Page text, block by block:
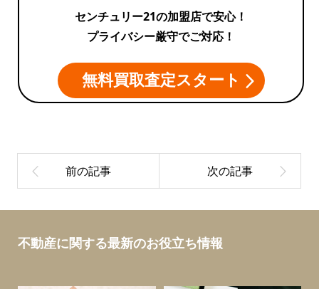
センチュリー21の加盟店で安心！
プライバシー厳守でご対応！
無料買取査定スタート
不動産に関する最新のお役立ち情報